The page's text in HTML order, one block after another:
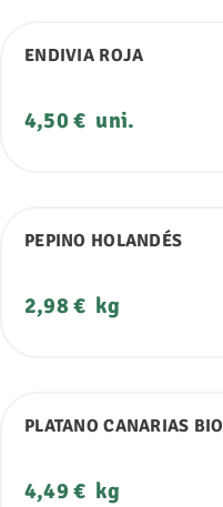
ENDIVIA ROJA
Precio
4,50 € uni.
PEPINO HOLANDÉS
Precio
2,98 € kg
PLATANO CANARIAS BIO
Precio
4,49 € kg